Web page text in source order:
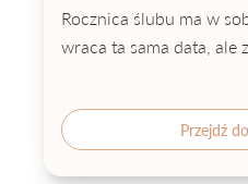
Rocznica ślubu ma w
wraca ta sama data, ale
Przejdź